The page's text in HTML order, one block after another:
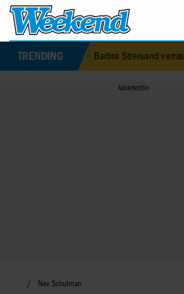
TRENDING
(79) overleden •Barbra Streisand
Nev Schulman